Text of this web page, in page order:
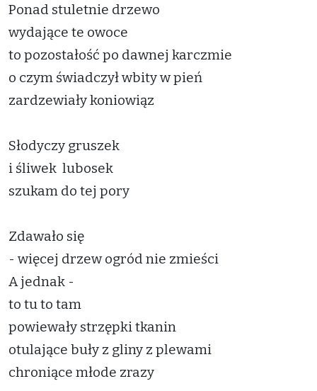
Ponad stuletnie drzewo
wydające te owoce
to pozostałość po dawnej karczmie
o czym świadczył wbity w pień
zardzewiały koniowiąz
Słodyczy gruszek
i śliwek lubosek
szukam do tej pory
Zdawało się
- więcej drzew ogród nie zmieści
A jednak -
to tu to tam
powiewały strzępki tkanin
otulające buły z gliny z plewami
chroniące młode zrazy